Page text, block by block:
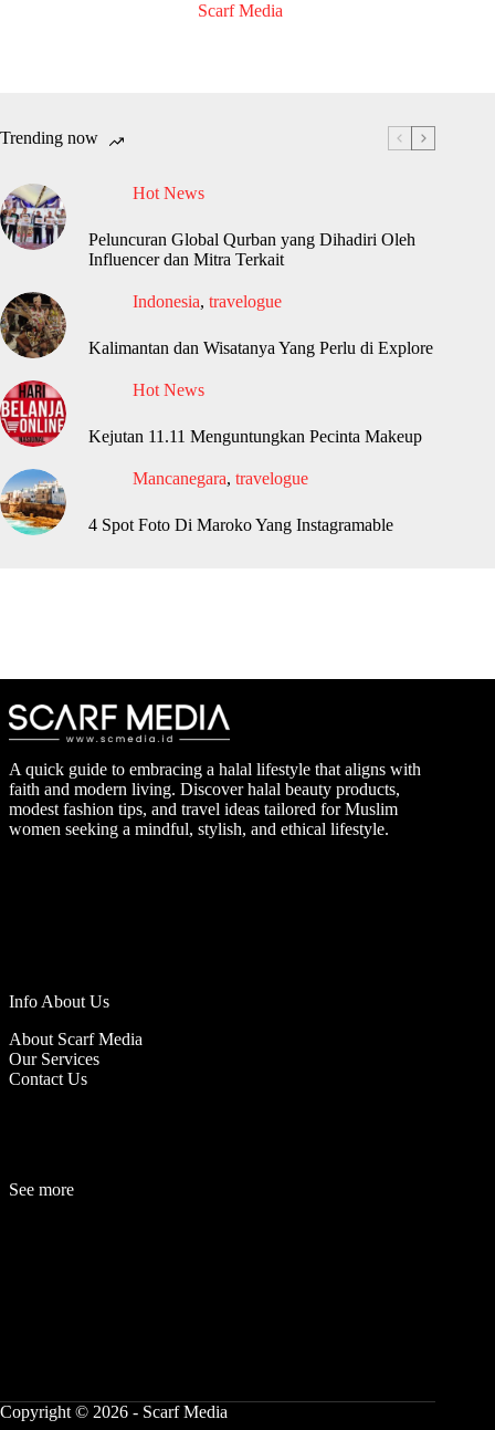
Scarf Media
Trending now
Hot News
Peluncuran Global Qurban yang Dihadiri Oleh
Influencer dan Mitra Terkait
Indonesia, travelogue
Kalimantan dan Wisatanya Yang Perlu di Explore
Hot News
Kejutan 11.11 Menguntungkan Pecinta Makeup
Mancanegara, travelogue
4 Spot Foto Di Maroko Yang Instagramable
A quick guide to embracing a halal lifestyle that aligns with
faith and modern living. Discover halal beauty products,
modest fashion tips, and travel ideas tailored for Muslim
women seeking a mindful, stylish, and ethical lifestyle.
Info About Us
About Scarf Media
Our Services
Contact Us
See more
Copyright © 2026 - Scarf Media